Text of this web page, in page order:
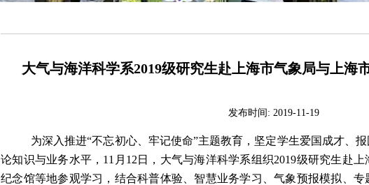
大气与海洋科学系2019级研究生赴上海市气象局与上海
发布时间: 2019-11-19
为深入推进“不忘初心、牢记使命”主题教育，坚定学生爱国成才、
论知识与业务水平， 11 月 12 日，大气与海洋科学系组织2019级研究生赴上
纪念馆等地参观学习，结合科普体验、智慧业务学习、气象预报模拟、